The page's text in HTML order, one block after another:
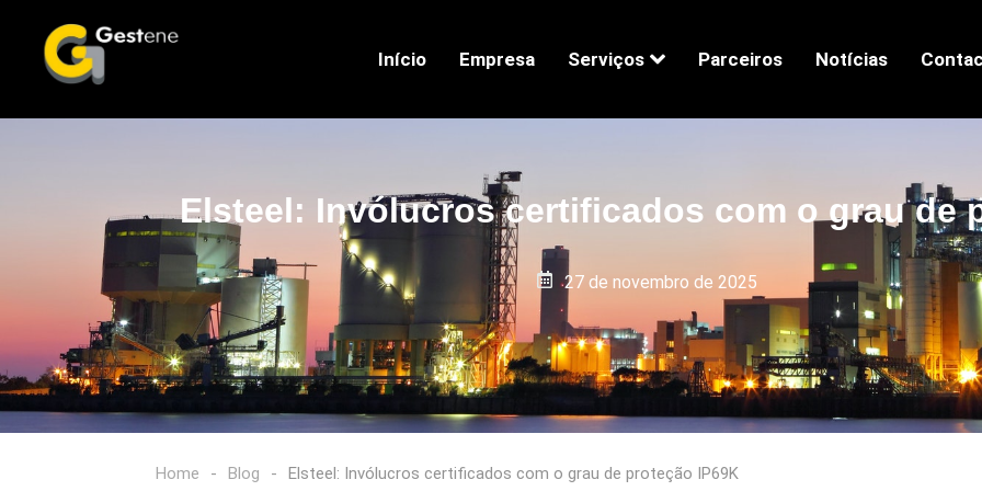
Início Empresa Serviços Parceiros Notícias
Elsteel: Invólucros certificados com o grau de
27 de novembro de 2025
Home - Blog - Elsteel: Invólucros certificados com o grau de proteção IP69K